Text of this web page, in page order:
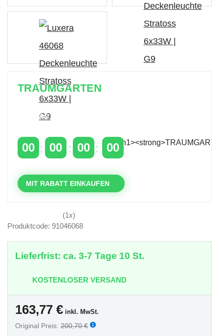
TRAUMGARTEN
über 400 €
00 00 00 00
MIT RABATT EINKAUFEN
(1x)
Produktcode: 91046068
Lieferfrist: ca. 3-7 Tage 10 St.
KOSTENLOSER VERSAND
163,77 € inkl. MwSt.
Original Preis: 200,70 €